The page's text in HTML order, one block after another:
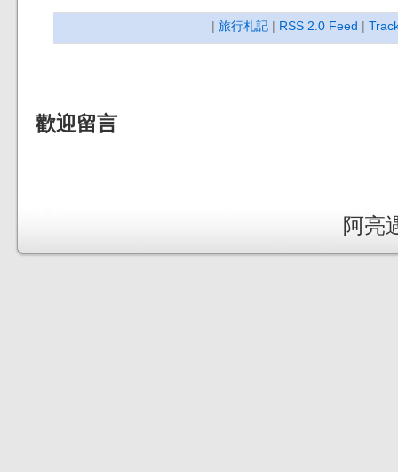
| 旅行札記 | RSS 2.0 Feed |
歡迎留言
阿亮